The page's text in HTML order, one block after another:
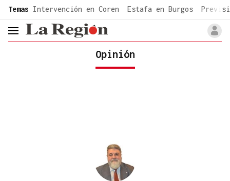
common.go-to-content
Temas Intervención en Coren Estafa en Burgos
header.menu.open
Opinión